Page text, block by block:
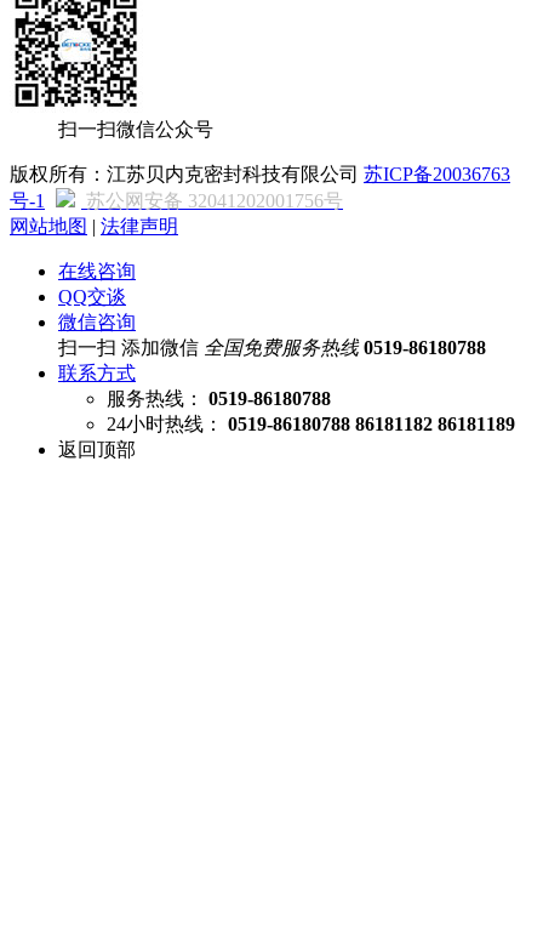
扫一扫微信公众号
版权所有：江苏贝内克密封科技有限公司 苏ICP备20036763
号-1
苏公网安备 32041202001756号
网站地图 | 法律声明
在线咨询
QQ交谈
微信咨询
扫一扫 添加微信 全国免费服务热线 0519-86180788
联系方式
服务热线：
0519-86180788
24小时热线：
0519-86180788 86181182 86181189
返回顶部